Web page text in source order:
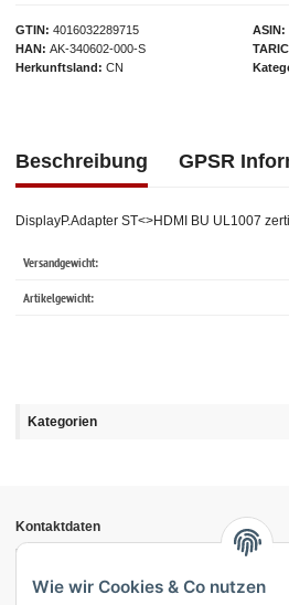
Wie wir Cookies & Co nutzen
GTIN 4016032289715
HAN AK-340602-000-S
Herkunftsland
CN
ASIN
TARIC
Beschreibung GPSR
DisplayP.Adapter ST<>HDMI BU UL1007
Versandgewicht:
Artikelgewicht:
Kategorien
Kontaktdaten
Informationen
Gesetzliche Informationen